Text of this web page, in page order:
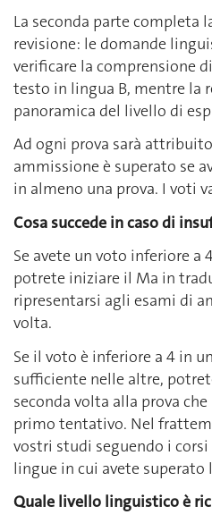
La seconda parte completa
revisione: le domande
verificare la comprensione
testo in lingua B, mentre la
panoramica del livello di
Ad ogni prova sarà attribuito
ammissione è superato se
in almeno una prova. I voti
Cosa succede in caso di
Se avete un voto inferiore a
potrete iniziare il Ma in
ripresentarsi agli esami di
volta.
Se il voto è inferiore a 4 in
sufficiente nelle altre,
seconda volta alla prova
primo tentativo. Nel
vostri studi seguendo i
lingue in cui avete superato
Quale livello linguistico è